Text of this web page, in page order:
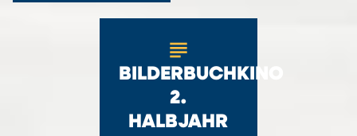
subject
BILDERBUCHKINO
2.
HALBJAHR